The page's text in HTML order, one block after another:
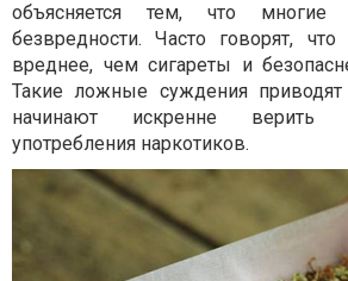
объясняется тем, что
безвредности. Часто говорят,
вреднее, чем сигареты и
Такие ложные суждения
начинают искренне верить
употребления наркотиков.